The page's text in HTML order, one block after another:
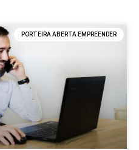
PORTEIRA ABERTA EMPREENDER